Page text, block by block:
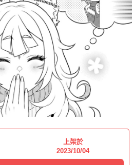
上架於
2023/10/04